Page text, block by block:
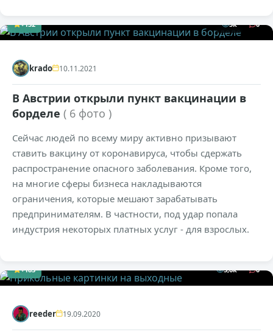
+132 5к 0
krado 10.11.2021
В Австрии открыли пункт вакцинации в
борделе ( 6 фото )
Сейчас людей по всему миру активно призывают
ставить вакцину от коронавируса, чтобы сдержать
распространение опасного заболевания. Кроме того,
на многие сферы бизнеса накладываются
ограничения, которые мешают зарабатывать
предпринимателям. В частности, под удар попала
индустрия некоторых платных услуг - для взрослых.
+183 5,6к 0
reeder 19.09.2020